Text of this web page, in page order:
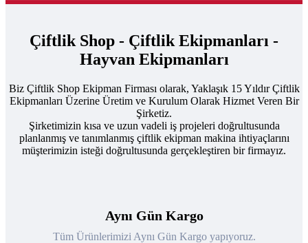
Çiftlik Shop - Çiftlik Ekipmanları -
Hayvan Ekipmanları
Biz Çiftlik Shop Ekipman Firması olarak, Yaklaşık 15 Yıldır Çiftlik
Ekipmanları Üzerine Üretim ve Kurulum Olarak Hizmet Veren Bir
Şirketiz.
Şirketimizin kısa ve uzun vadeli iş projeleri doğrultusunda
planlanmış ve tanımlanmış çiftlik ekipman makina ihtiyaçlarını
müşterimizin isteği doğrultusunda gerçekleştiren bir firmayız.
Aynı Gün Kargo
Tüm Ürünlerimizi Aynı Gün Kargo yapıyoruz.